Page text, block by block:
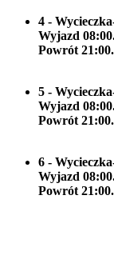
4 -
Wyjazd
Powrót 21:00.
5 -
Wyjazd
Powrót 21:00.
6 -
Wyjazd
Powrót 21:00.